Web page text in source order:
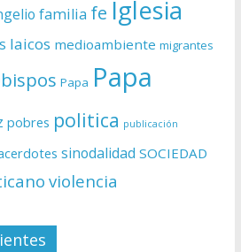
familia fe Iglesia
laicos medioambiente migrantes
Papa Papa
pobres politica publicación
sinodalidad SOCIEDAD
violencia